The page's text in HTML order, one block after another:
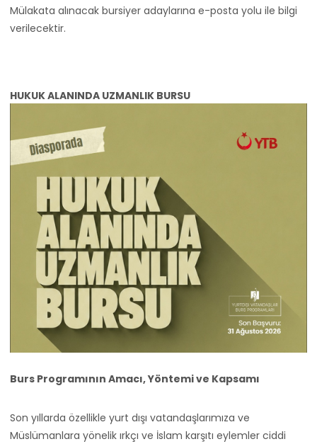
Mülakata alınacak bursiyer adaylarına e-posta yolu ile bilgi
verilecektir.
HUKUK ALANINDA UZMANLIK BURSU
Burs Programının Amacı, Yöntemi ve Kapsamı
Son yıllarda özellikle yurt dışı vatandaşlarımıza ve
Müslümanlara yönelik ırkçı ve İslam karşıtı eylemler ciddi